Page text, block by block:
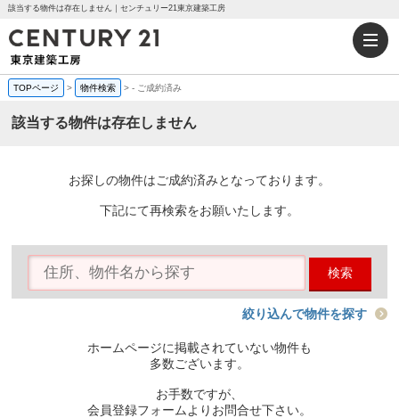
該当する物件は存在しません｜センチュリー21東京建築工房
TOPページ > 物件検索 >- ご成約済み
該当する物件は存在しません
お探しの物件はご成約済みとなっております。
下記にて再検索をお願いたします。
検索
絞り込んで物件を探す
ホームページに掲載されていない物件も
多数ございます。
お手数ですが、
会員登録フォームよりお問合せ下さい。